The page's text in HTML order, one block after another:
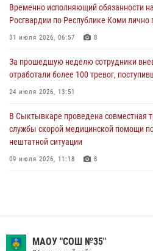
31 июля 2026, 10:55
Временно исполняющий обязанности
31 июля 2026, 06:57 8
В Усинске росгвардейцы оперативно
Временно исполняющий обязанности
Росгвардии по Республике Коми
31 июля 2026, 06:57 8
За прошедшую неделю сотрудники
отработали более 100 тревог,
24 июля 2026, 13:51
В Сыктывкаре проведена совместная
службы скорой медицинской помощи
нештатной ситуации
09 июля 2026, 11:18 8
В Коми росгвардейцы поздравили с
МАОУ "СОШ №35"